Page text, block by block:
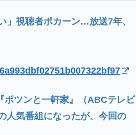
」視聴者ポカーン…放送7年、
ポツンと一軒家』（ABCテレビ
人気番組になったが、今回の